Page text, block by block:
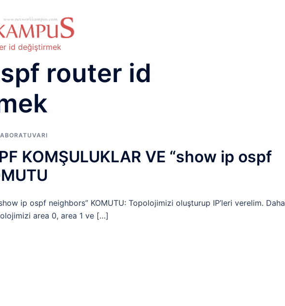
id değiştirmek
router id
KOMŞULUKLAR VE “show ip ospf
ip ospf neighbors” KOMUTU: Topolojimizi oluşturup IP’leri verelim. Daha
area 0, area 1 ve […]